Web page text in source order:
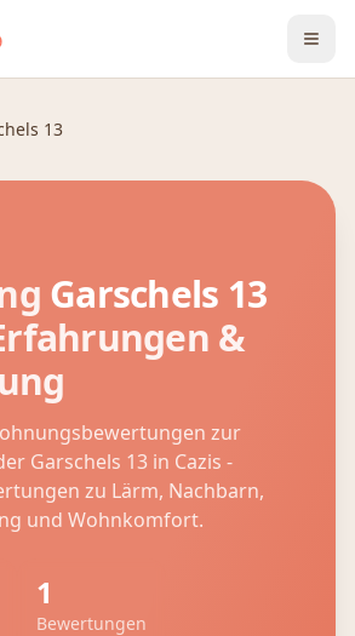
13
Garschels 13
&
zur
Garschels 13 in Cazis -
zu Lärm, Nachbarn,
und Wohnkomfort.
1
Bewertungen